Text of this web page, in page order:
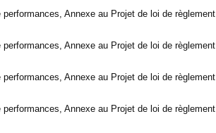
Annexe au Projet de loi de règlement
Annexe au Projet de loi de règlement
Annexe au Projet de loi de règlement
Annexe au Projet de loi de règlement